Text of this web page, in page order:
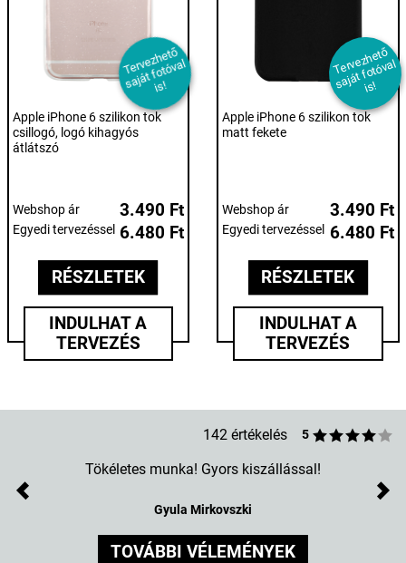
T
er
v
e
z
h
et
ő
s
aj
át f
ot
ó
v
al
i
s!
Apple iPhone 6 szilikon tok
csillogó, logó kihagyós
átlátszó
Webshop ár 3.490 Ft
Egyedi tervezéssel 6.480 Ft
RÉSZLETEK
INDULHAT A
TERVEZÉS
T
er
v
e
z
h
et
ő
s
aj
át f
ot
ó
v
al
i
s!
Apple iPhone 6 szilikon tok
matt fekete
Webshop ár 3.490 Ft
Egyedi tervezéssel 6.480 Ft
RÉSZLETEK
INDULHAT A
TERVEZÉS
142 értékelés 5
Tökéletes munka! Gyors kiszállással!
Gyula Mirkovszki
Previous
TOVÁBBI VÉLEMÉNYEK